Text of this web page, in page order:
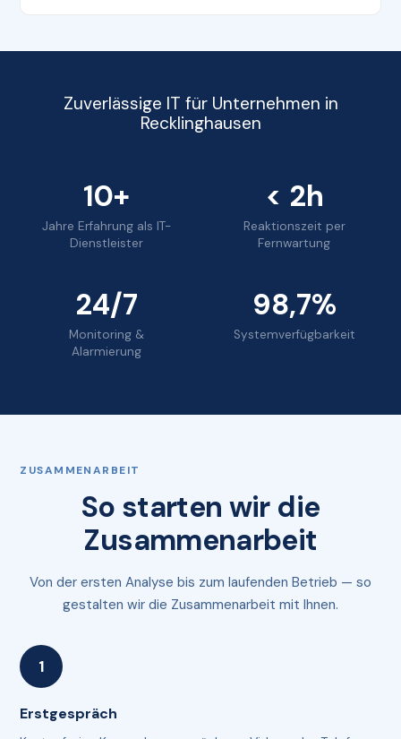
Zuverlässige IT für Unternehmen in
Recklinghausen
10+
Jahre Erfahrung als IT-
Dienstleister
< 2h
Reaktionszeit per
Fernwartung
24/7
Monitoring &
Alarmierung
98,7%
Systemverfügbarkeit
ZUSAMMENARBEIT
So starten wir die
Zusammenarbeit
Von der ersten Analyse bis zum laufenden Betrieb — so
gestalten wir die Zusammenarbeit mit Ihnen.
Erstgespräch